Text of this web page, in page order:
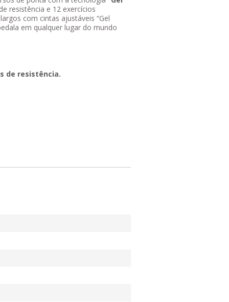
resistência e 12 exercícios
com cintas ajustáveis “Gel
em qualquer lugar do mundo
de resistência.